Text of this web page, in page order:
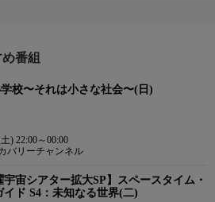
番組
校〜それは小さな社会〜(日)
) 22:00～00:00
バリーチャンネル
宇宙シアター拡大SP】スペースタイム・
イド S4：未知なる世界(二)